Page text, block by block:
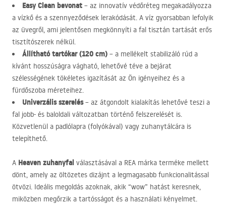
Easy Clean bevonat – az innovatív védőréteg megakadályozza
a vízkő és a szennyeződések lerakódását. A víz gyorsabban lefolyik
az üvegről, ami jelentősen megkönnyíti a fal tisztán tartását erős
tisztítószerek nélkül.
Állítható tartókar (120 cm) – a mellékelt stabilizáló rúd a
kívánt hosszúságra vágható, lehetővé téve a bejárat
szélességének tökéletes igazítását az Ön igényeihez és a
fürdőszoba méreteihez.
Univerzális szerelés– az átgondolt kialakítás lehetővé teszi a
fal jobb- és baloldali változatban történő felszerelését is.
Közvetlenül a padlólapra (folyókával) vagy zuhanytálcára is
telepíthető.
A Heaven zuhanyfal választásával a REA márka terméke mellett
dönt, amely az öltözetes dizájnt a legmagasabb funkcionalitással
ötvözi. Ideális megoldás azoknak, akik “wow” hatást keresnek,
miközben megőrzik a tartósságot és a használati kényelmet.